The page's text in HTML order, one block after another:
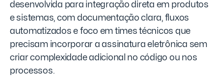
desenvolvida para integração direta em produtos
e sistemas, com documentação clara, fluxos
automatizados e foco em times técnicos que
precisam incorporar a assinatura eletrônica sem
criar complexidade adicional no código ou nos
processos.